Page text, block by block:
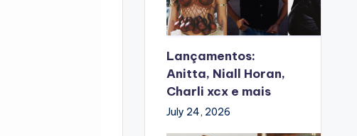
Lançamentos:
Anitta, Niall Horan,
Charli xcx e mais
July 24, 2026